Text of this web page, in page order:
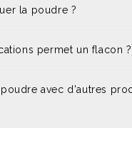
la poudre ?
permet un flacon ?
avec d'autres